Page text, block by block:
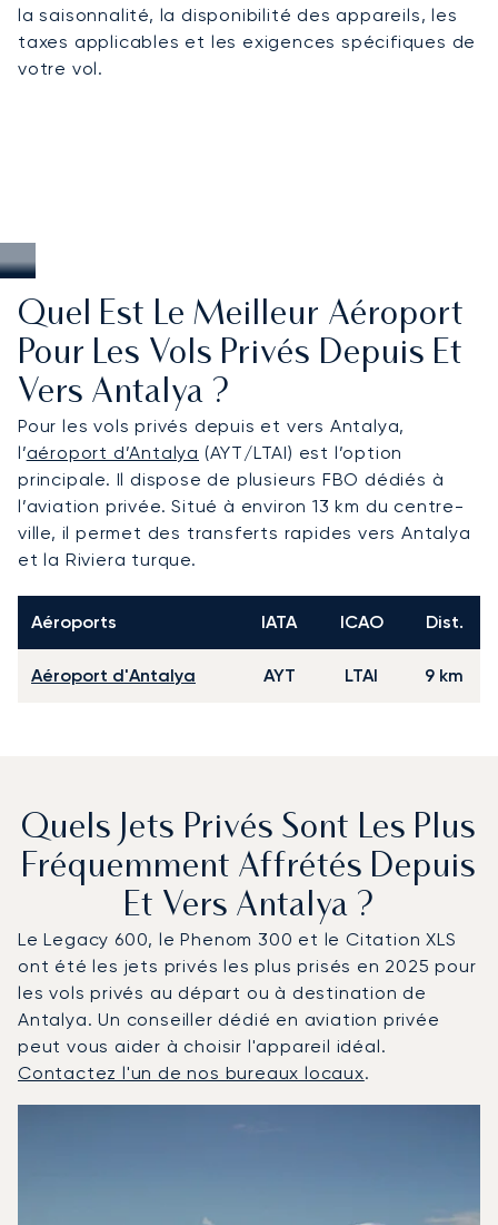
la saisonnalité, la disponibilité des appareils, les
taxes applicables et les exigences spécifiques de
votre vol.
Quel Est Le Meilleur Aéroport
Pour Les Vols Privés Depuis Et
Vers Antalya ?
Pour les vols privés depuis et vers Antalya,
l’aéroport d’Antalya (AYT/LTAI) est l’option
principale. Il dispose de plusieurs FBO dédiés à
l’aviation privée. Situé à environ 13 km du centre-
ville, il permet des transferts rapides vers Antalya
et la Riviera turque.
Aéroports IATA ICAO Dist.
Aéroport d'Antalya AYT LTAI 9 km
Quels Jets Privés Sont Les Plus
Fréquemment Affrétés Depuis
Et Vers Antalya ?
Le Legacy 600, le Phenom 300 et le Citation XLS
ont été les jets privés les plus prisés en 2025 pour
les vols privés au départ ou à destination de
Antalya. Un conseiller dédié en aviation privée
peut vous aider à choisir l'appareil idéal.
Contactez l'un de nos bureaux locaux.